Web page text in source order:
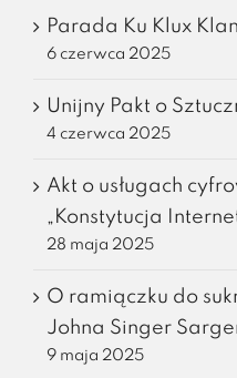
Parada Ku Klux
6 czerwca 2025
Unijny Pakt o
4 czerwca 2025
Akt o usługach
„Konstytucja
28 maja 2025
O ramiączku do
Johna Singer
9 maja 2025